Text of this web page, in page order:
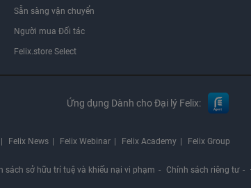
Sẵn sàng vận chuyển
Người mua Đối tác
Felix.store Select
Ứng dụng Dành cho Đại lý Felix:
Felix News Felix Webinar Felix Academy Felix Group
sách sở hữu trí tuệ và khiếu nại vi phạm Chính sách riêng tư